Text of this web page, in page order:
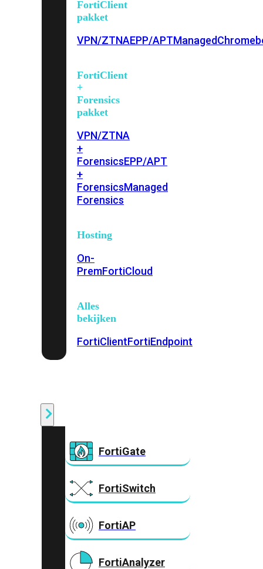
FortiClient
pakket
VPN/ZTNAEPP/APTManaged
FortiClient
+
Forensics
pakket
VPN/ZTNA
+
ForensicsEPP/APT
+
ForensicsManaged
Forensics
Hosting
On-
PremFortiCloud
Alles
bekijken
FortiClientFortiEndpoint
FortiGate
FortiSwitch
FortiAP
FortiAnalyzer